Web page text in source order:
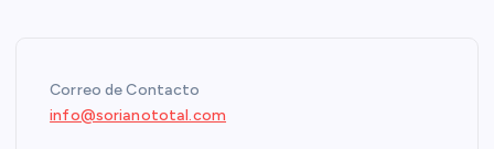
Correo de Contacto
info@sorianototal.com